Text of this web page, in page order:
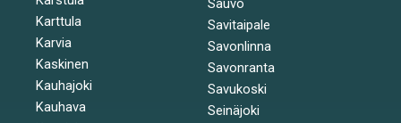
Karttula
Karvia
Kaskinen
Kauhajoki
Kauhava
Sauvo
Savitaipale
Savonlinna
Savonranta
Savukoski
Seinäjoki